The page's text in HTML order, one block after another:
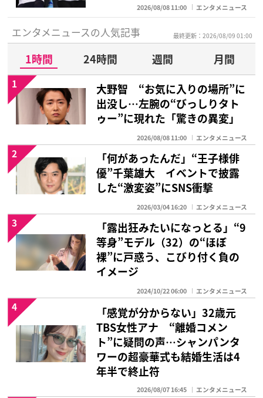
2026/08/08 11:00 エンタメニュース
エンタメニュースの人気記事 最終更新：2026/08/09 01:00
1時間 24時間 週間
月間
大野智 “お気に入りの場所”に
出没し…左腕の“びっしりタト
ゥー”に現れた「驚きの異変」
2026/08/08 11:00 エンタメニュース
1
「何があったんだ」“王子様俳
優”千葉雄大 イベントで披露
した“激変姿”にSNS衝撃
2026/03/04 16:20 エンタメニュース
2
「露出狂みたいになっとる」“9
等身”モデル（32）の“ほぼ
裸”に戸惑う、こびり付く負の
イメージ
2024/10/22 06:00 エンタメニュース
3
「感覚が分からない」32歳元
TBS女性アナ “離婚コメン
ト”に疑問の声…シャンパンタ
ワーの超豪華式も結婚生活は4
年半で終止符
2026/08/07 16:45 エンタメニュース
4